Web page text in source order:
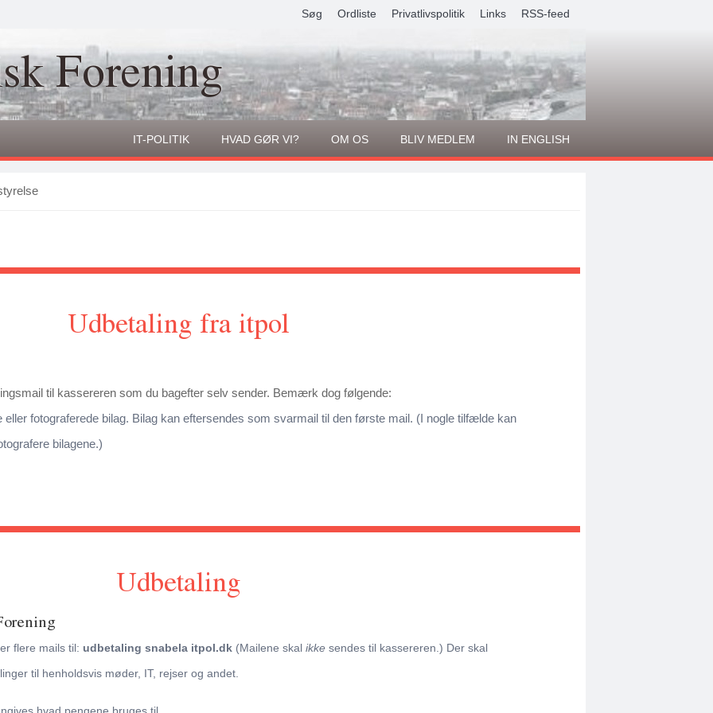
Søg Ordliste Privatlivspolitik Links RSS-feed
Forening
IT-POLITIK HVAD GØR VI? OM OS BLIV MEDLEM IN ENGLISH
Udbetaling fra itpol
til kassereren som du bagefter selv sender. Bemærk dog følgende:
eller fotograferede bilag. Bilag kan eftersendes som svarmail til den første mail. (I nogle tilfælde kan
bilagene.)
Udbetaling
flere mails til: udbetaling snabela itpol.dk (Mailene skalikke sendes til kassereren.) Der skal
til henholdsvis møder, IT, rejser og andet.